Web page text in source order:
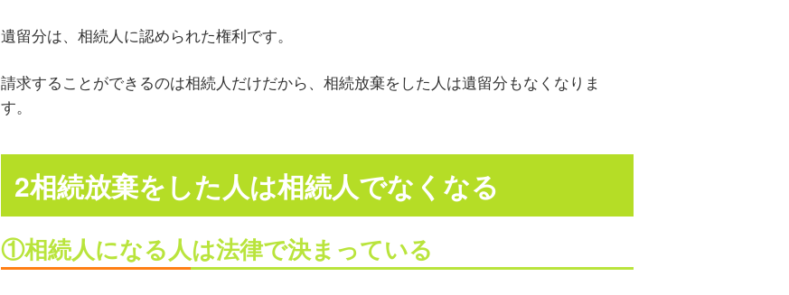
遺留分は、相続人に認められた権利です。
請求することができるのは相続人だけだから、相続放棄をした人は遺留分もなくなりま
す。
2相続放棄をした人は相続人でなくなる
①相続人になる人は法律で決まっている